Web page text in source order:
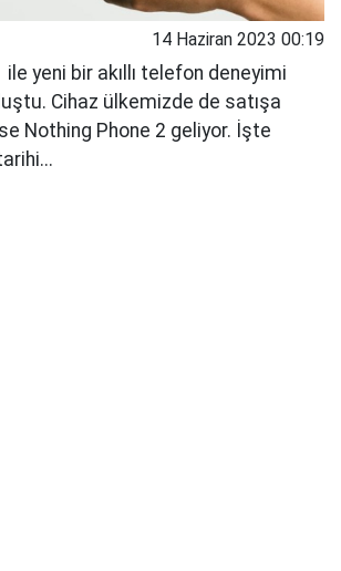
14 Haziran 2023 00:19
ile yeni bir akıllı telefon deneyimi
Cihaz ülkemizde de satışa
Nothing Phone 2 geliyor. İşte